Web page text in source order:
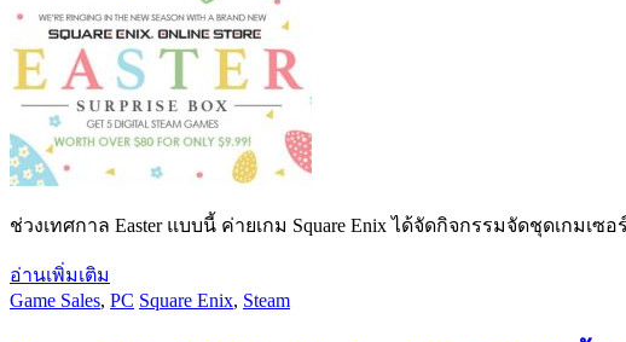
ช่วงเทศกาล Easter แบบนี้ ค่ายเกม Square Enix ได้จัดกิจกรรมจัดชุดเกมเ
อ่านเพิ่มเติม
Game Sales, PC Square Enix, Steam